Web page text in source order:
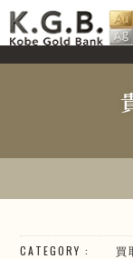
CATEGORY
買